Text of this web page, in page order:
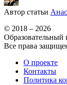
Автор статьи
© 2018 – 2026
Образовательный
Все права
О проекте
Контакты
Политика